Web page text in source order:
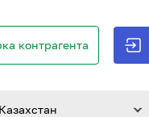
контрагента
Казахстан